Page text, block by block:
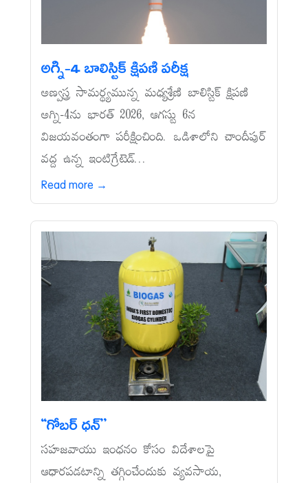
అగ్ని-4 బాలిస్టిక్‌ క్షిపణి పరీక్ష
అణ్వస్త్ర సామర్థ్యమున్న మధ్యశ్రేణి బాలిస్టిక్‌ క్షిపణి
అగ్ని-4ను భారత్‌ 2026, ఆగస్టు 6న
విజయవంతంగా పరీక్షించింది. ఒడిశాలోని చాందీపుర్‌
వద్ద ఉన్న ఇంటిగ్రేటెడ్‌...
Read more →
‘‘గోబర్‌ ధన్‌’’
సహజవాయు ఇంధనం కోసం విదేశాలపై
ఆధారపడటాన్ని తగ్గించేందుకు వ్యవసాయ,